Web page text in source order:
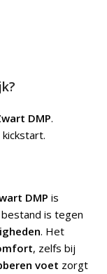
DMP.
DMP is
is tegen
. Het
, zelfs bij
voet zorgt